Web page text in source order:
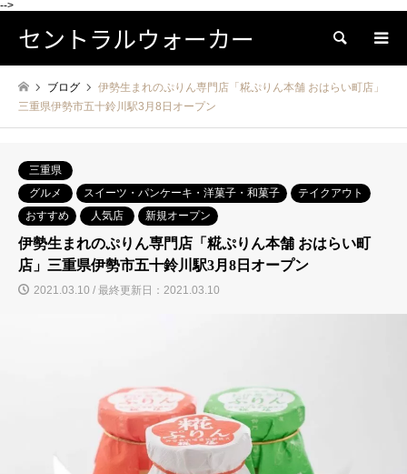
-->
セントラルウォーカー 検索
ブログ
伊勢生まれのぷりん専門店「糀ぷりん本舗 おはらい町店」
三重県伊勢市五十鈴川駅3月8日オープン
三重県
グルメ
スイーツ・パンケーキ・洋菓子・和菓子
テイクアウト
おすすめ
人気店 新規オープン
伊勢生まれのぷりん専門店「糀ぷりん本舗 おはらい町
店」三重県伊勢市五十鈴川駅3月8日オープン
2021.03.10 / 最終更新日：2021.03.10